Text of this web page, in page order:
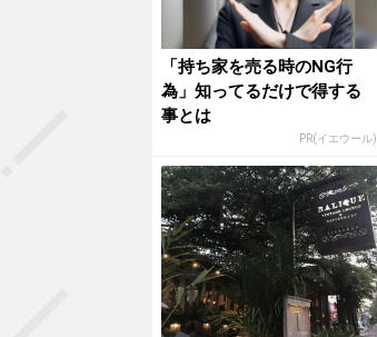
「持ち家を売る時のNG行
為」知ってるだけで得する
事とは
PR(イエウール)